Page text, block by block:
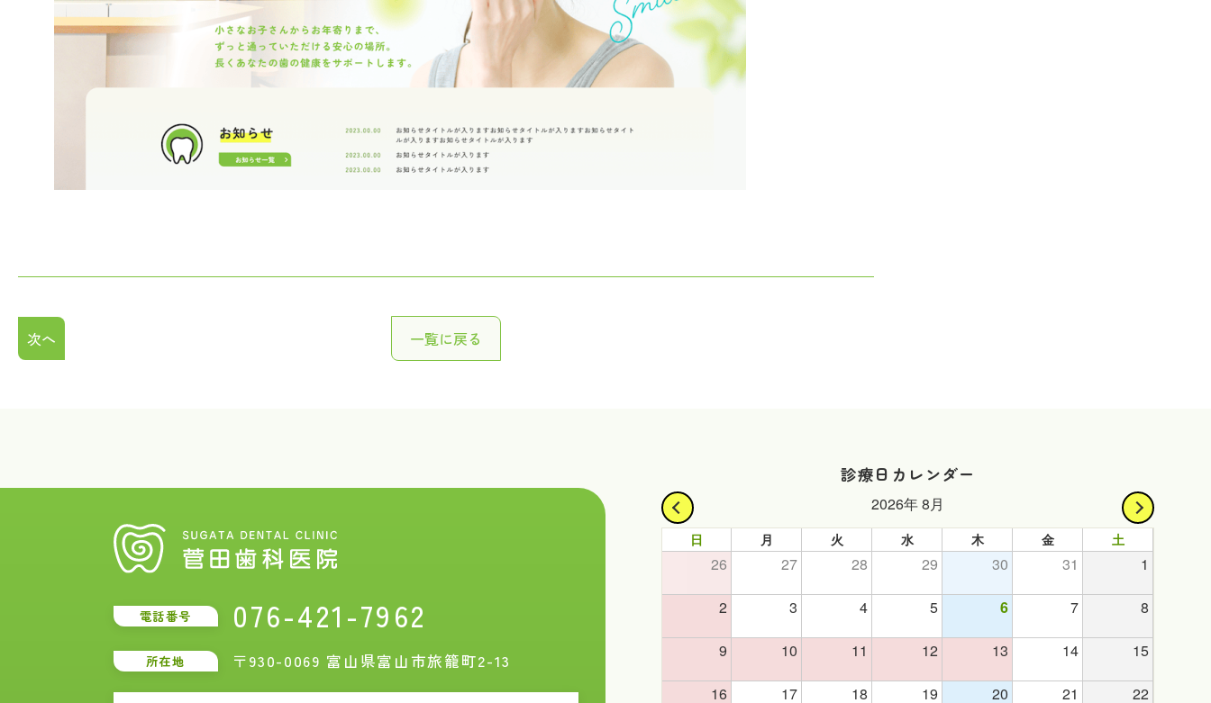
次へ 一覧に戻る
診療日カレンダー
2026年 8月
日 月 火 水 木 金 土
26 27 28 29 30 31 1
2 3 4 5 6 7 8
9 10 11 12 13 14 15
16 17 18 19 20 21 22
電話番号 076-421-7962
所在地 〒930-0069 富山県富山市旅籠町2-13